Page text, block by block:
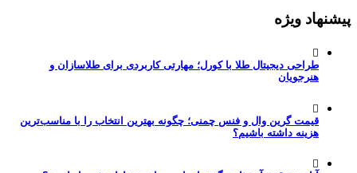
پیشنهاد ویژه
طراحی دیجیتال طلا با کورل؛ مهارتی کاربردی برای طلاسازان و
هنرجویان
قیمت گرین وال و فنس چمنی؛ چگونه بهترین انتخاب را با مناسب‌ترین
هزینه داشته باشیم؟